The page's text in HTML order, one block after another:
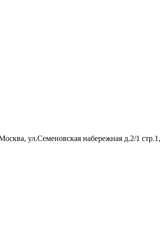
ул.Семеновская набережная д.2/1